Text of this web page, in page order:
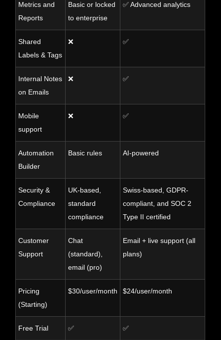
Metrics and
Reports
Basic or locked
to enterprise
✅ Advanced analytics
Shared
Labels & Tags
❌ ✅
Internal Notes
on Emails
❌ ✅
Mobile
support
❌ ✅
Automation
Builder
Basic rules AI-powered
Security &
Compliance
UK-based,
standard
compliance
Swiss-based, GDPR-
compliant, and SOC 2
Type II certified
Customer
Support
Chat
(standard),
email (pro)
Email + live support (all
plans)
Pricing
(Starting)
$30/user/month $24/user/month
Free Trial ✅ ✅